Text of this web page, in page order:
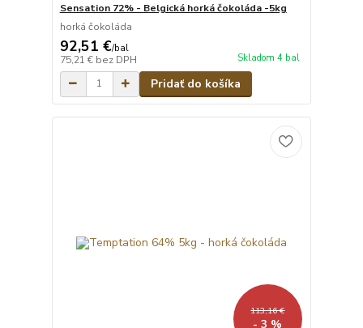
Sensation 72% - Belgická horká čokoláda -5kg
horká čokoláda
92,51 €/bal
75,21 € bez DPH Skladom 4 bal
Pridať do košíka
113,16 €
- 3 %